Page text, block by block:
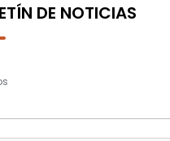
DE NOTICIAS